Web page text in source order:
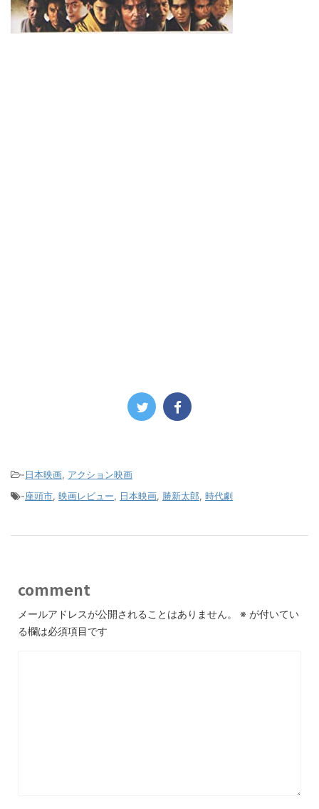
-日本映画, アクション映画
-座頭市, 映画レビュー, 日本映画, 勝新太郎, 時代劇
comment
メールアドレスが公開されることはありません。 ※ が付いてい
る欄は必須項目です